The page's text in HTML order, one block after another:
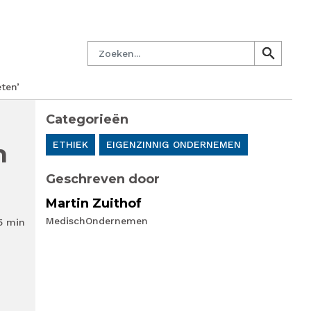
Zoeken
search
search
min
Categorieën
ETHIEK EIGENZINNIG ONDERNEMEN
Geschreven door
Martin Zuithof
MedischOndernemen